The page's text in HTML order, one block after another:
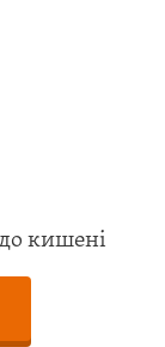
кишені